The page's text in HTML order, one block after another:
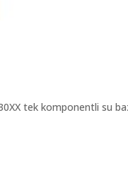
tek komponentli su